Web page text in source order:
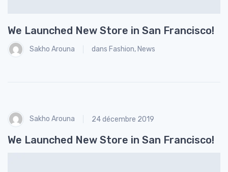
We Launched New Store in San Francisco!
Sakho Arouna dans Fashion, News
Sakho Arouna 24 décembre 2019
We Launched New Store in San Francisco!